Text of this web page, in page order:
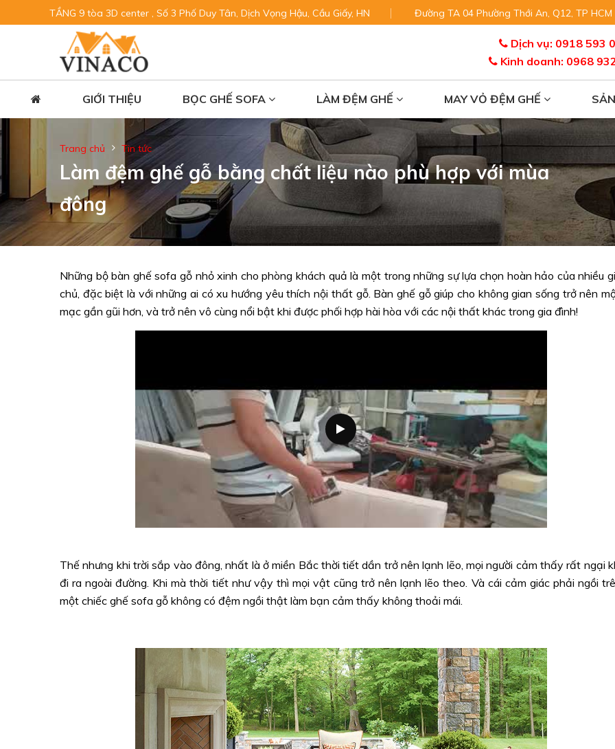
TẦNG 9 tòa 3D center , Số 3 Phố Duy Tân, Dịch Vọng Hậu, Cầu Giấy, HN Đường TA 04 Phường Thới An, Q12, TP HCM
Dịch vụ: 0918 593
Kinh doanh: 0968
GIỚI THIỆU BỌC GHẾ SOFA LÀM ĐỆM GHẾ MAY VỎ ĐỆM GHẾ
Trang chủ Tin tức
Làm đệm ghế gỗ bằng chất liệu nào phù hợp với mùa
đông
Những bộ bàn ghế sofa gỗ nhỏ xinh cho phòng khách quả là một trong những sự lựa chọn hoàn hảo của nhiều
chủ, đặc biệt là với những ai có xu hướng yêu thích nội thất gỗ. Bàn ghế gỗ giúp cho không gian sống trở nên
mạc gần gũi hơn, và trở nên vô cùng nổi bật khi được phối hợp hài hòa với các nội thất khác trong gia đình!
Thế nhưng khi trời sắp vào đông, nhất là ở miền Bắc thời tiết dần trở nên lạnh lẽo, mọi người cảm thấy rất ngại
đi ra ngoài đường. Khi mà thời tiết như vậy thì mọi vật cũng trở nên lạnh lẽo theo. Và cái cảm giác phải ngồi
một chiếc ghế sofa gỗ không có đệm ngồi thật làm bạn cảm thấy không thoải mái.